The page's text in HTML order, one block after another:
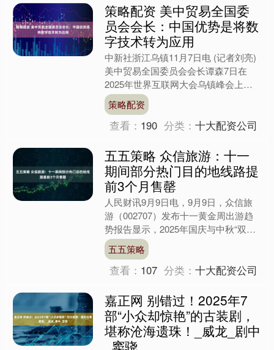
策略配资 美中贸易全国委
员会会长：中国优势是将数
字技术转为应用
中新社浙江乌镇11月7日电 (记者刘亮)
美中贸易全国委员会会长谭森7日在
2025年世界互联网大会乌镇峰会上指
出，中国正着眼于用先进技术为传统产
业赋能，优势在于能....
策略配资
查看： 190 分类：十大配资公司
五五策略 众信旅游：十一
期间部分热门目的地线路提
前3个月售罄
人民财讯9月9日电，9月9日，众信旅
游（002707）发布十一黄金周出游趋
势报告显示，2025年国庆与中秋“双节
合一”形成8天假期，国内游与出境游呈
现“双向繁荣....
五五策略
查看： 107 分类：十大配资公司
嘉正网 别错过！2025年7
部“小众却惊艳”的古装剧，
堪称沧海遗珠！_威龙_剧中
_窦骁